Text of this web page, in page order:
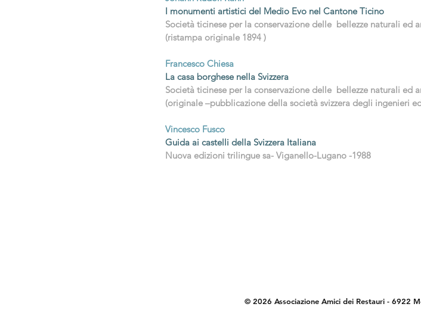
I monumenti artistici del Medio Evo nel Cantone Ticino
Società ticinese per la conservazione delle bellezze naturali ed
(ristampa originale 1894 )
Francesco Chiesa
La casa borghese nella Svizzera
Società ticinese per la conservazione delle bellezze naturali ed
(originale –pubblicazione della società svizzera degli ingenieri
Vincesco Fusco
Guida ai castelli della Svizzera Italiana
Nuova edizioni trilingue sa- Viganello-Lugano -1988
© 2026 Associazione Amici dei Restauri - 6922